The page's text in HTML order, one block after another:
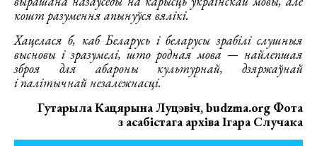
кошт разумення апынуўся вялікі.
Хацелася б, каб Беларусь і беларусы зрабілі слушныя
высновы і зразумелі, што родная мова — найлепшая
зброя для абароны культурнай, дзяржаўнай
і палітычнай незалежнасці.
Гутарыла Кацярына Луцэвіч, budzma.org Фота
з асабістага архіва Ігара Случака